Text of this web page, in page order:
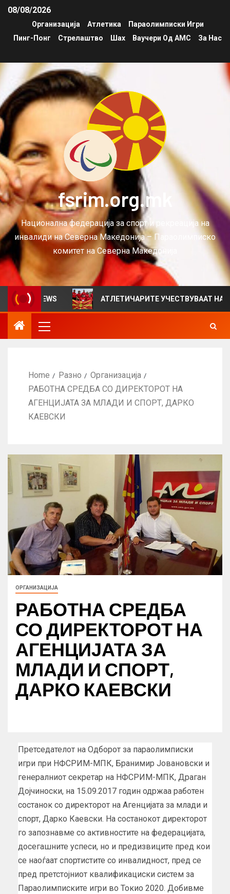
08/08/2026
Организација Атлетика
Параолимписки Игри
Пинг-Понг
Стрелаштво Шах Ваучери Од АМС За Нас
fsrim.org.mk
Национална федерација за спорт и рекреација на
инвалиди на Северна Македонија – Параолимписко
комитет на Северна Македонија
VIEWS АТЛЕТИЧАРИТЕ УЧЕСТВУВААТ НА
Home Разно
Организација
РАБОТНА СРЕДБА СО ДИРЕКТОРОТ НА
АГЕНЦИЈАТА ЗА МЛАДИ И СПОРТ, ДАРКО
КАЕВСКИ
ОРГАНИЗАЦИЈА
РАБОТНА СРЕДБА
СО ДИРЕКТОРОТ НА
АГЕНЦИЈАТА ЗА
МЛАДИ И СПОРТ,
ДАРКО КАЕВСКИ
Претседателот на Одборот за параолимписки
игри при НФСРИМ-МПК, Бранимир Јовановски и
генералниот секретар на НФСРИМ-МПК, Драган
Дојчиноски, на 15.09.2017 годин одржаа работен
состанок со директорот на Агенцијата за млади и
спорт, Дарко Каевски. На состанокот директорот
го запознавме со активностите на федерацијата,
досегашните успеси, но и предизвиците пред кои
се наоѓаат спортистите со инвалидност, пред се
пред претстојниот квалификациски систем за
Параолимписките игри во Токио 2020. Добивме